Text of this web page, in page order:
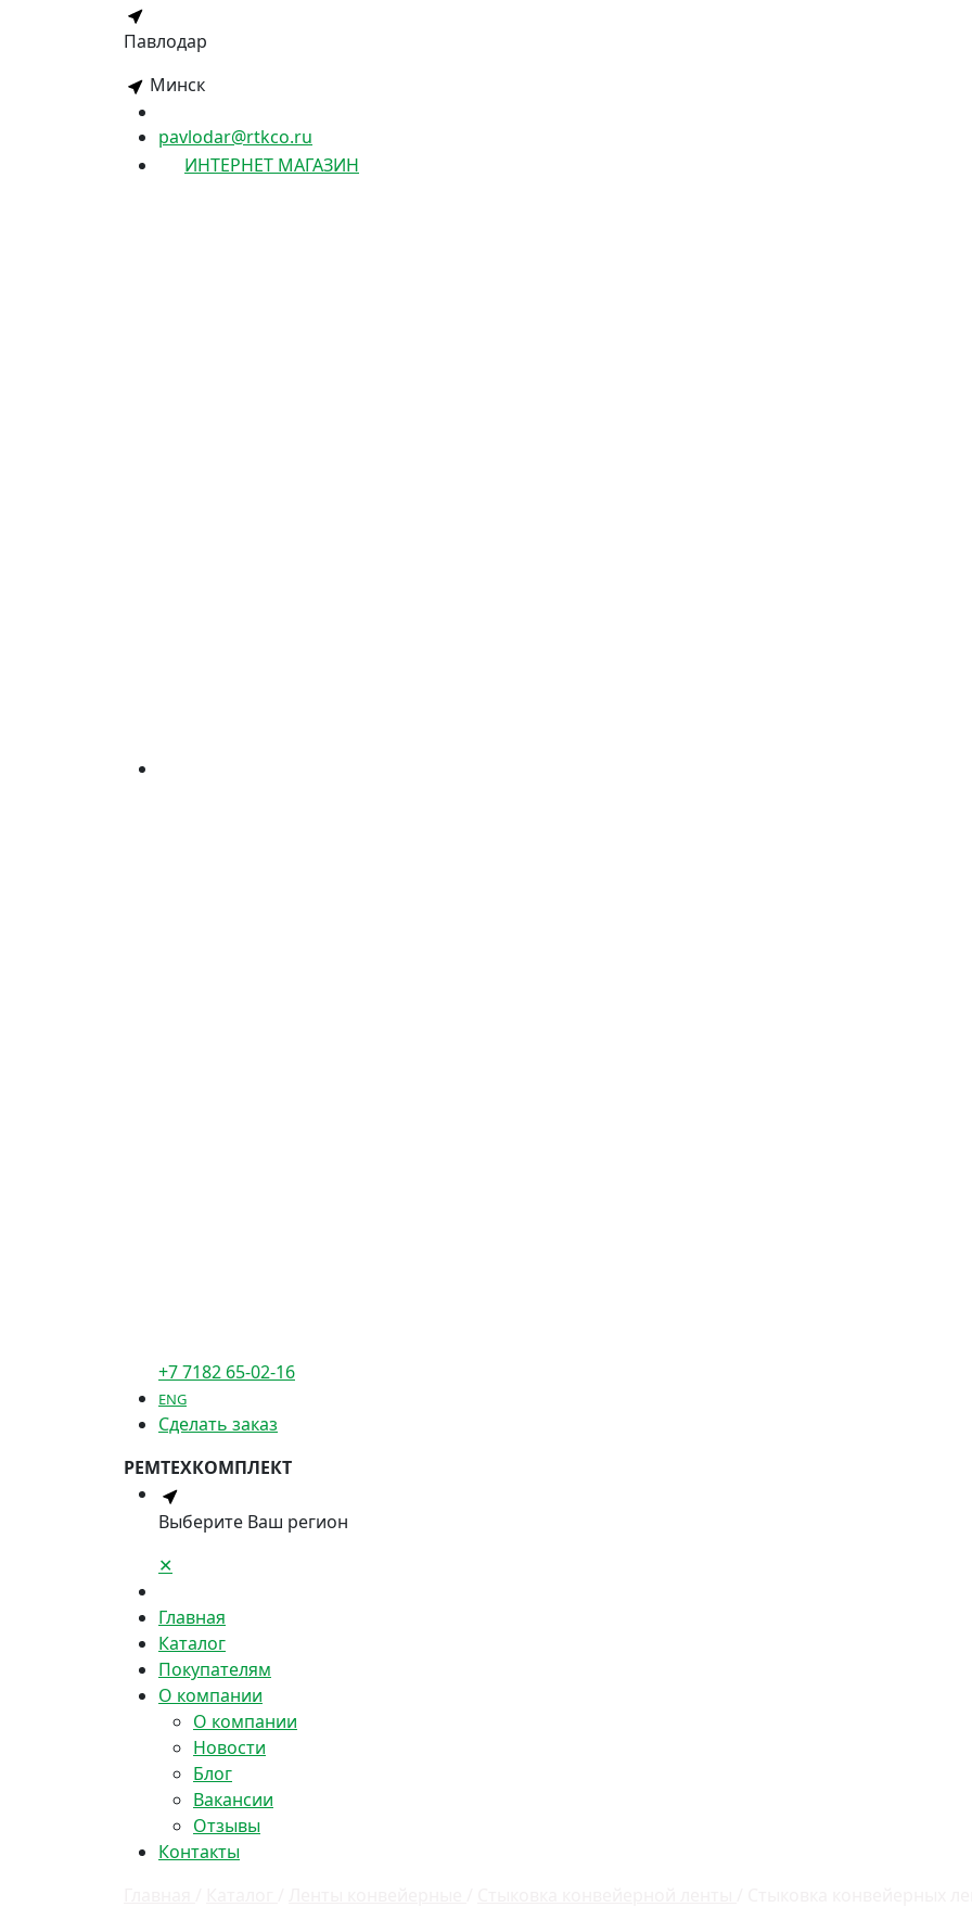
Павлодар
Минск
pavlodar@rtkco.ru
ИНТЕРНЕТ МАГАЗИН
+7 7182 65-02-16
ENG
Сделать заказ
РЕМТЕХКОМПЛЕКТ
Выберите Ваш регион
✕
Главная
Каталог
Покупателям
О компании
О компании
Новости
Блог
Вакансии
Отзывы
Контакты